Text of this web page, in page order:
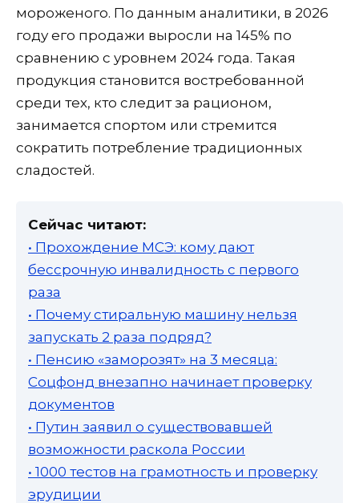
мороженого. По данным аналитики, в 2026
году его продажи выросли на 145% по
сравнению с уровнем 2024 года. Такая
продукция становится востребованной
среди тех, кто следит за рационом,
занимается спортом или стремится
сократить потребление традиционных
сладостей.
Сейчас читают:
• Прохождение МСЭ: кому дают
бессрочную инвалидность с первого
раза
• Почему стиральную машину нельзя
запускать 2 раза подряд?
• Пенсию «заморозят» на 3 месяца:
Соцфонд внезапно начинает проверку
документов
• Путин заявил о существовавшей
возможности раскола России
• 1000 тестов на грамотность и проверку
эрудиции